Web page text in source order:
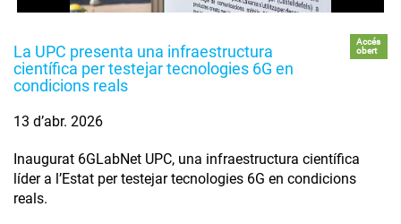
La UPC presenta una infraestructura
científica per testejar tecnologies 6G en
condicions reals
Accés
obert
13 d’abr. 2026
Inaugurat 6GLabNet UPC, una infraestructura científica
líder a l’Estat per testejar tecnologies 6G en condicions
reals.